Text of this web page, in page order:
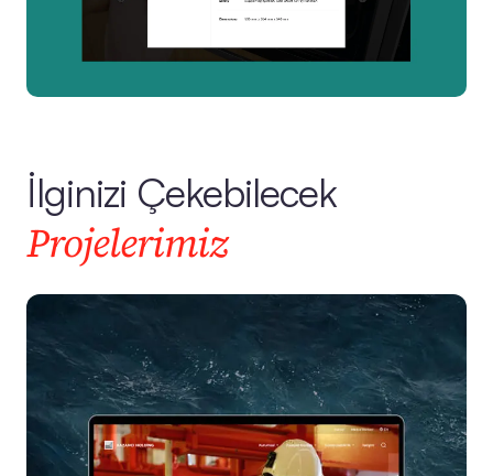
İlginizi Çekebilecek
Projelerimiz